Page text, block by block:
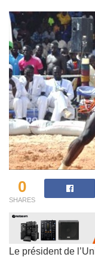
0
SHARES
Le président de